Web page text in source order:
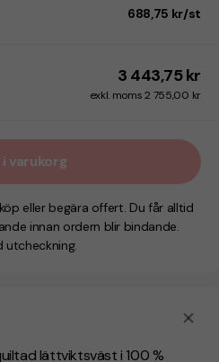
lättviktsväst i 100 %
688,75 kr/st
3 443,75 kr
exkl. moms 2 755,00 kr
i varukorg
eller begära offert. Du får alltid
innan ordern blir bindande.
utcheckning.